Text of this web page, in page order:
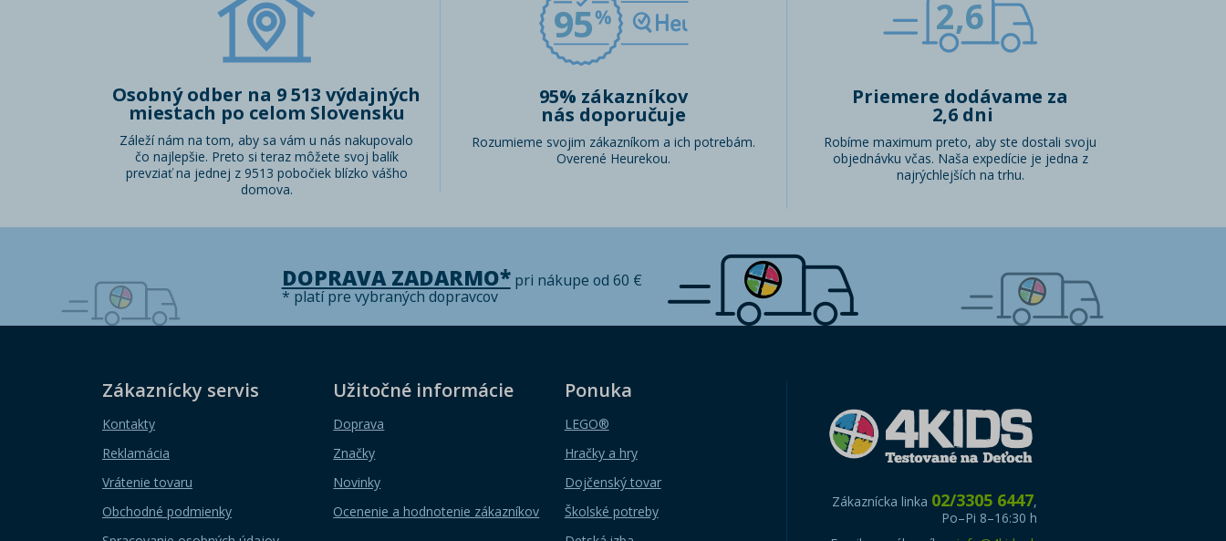
Osobný odber na 9 513 výdajných
miestach po celom Slovensku
Záleží nám na tom, aby sa vám u nás nakupovalo
čo najlepšie. Preto si teraz môžete svoj balík
prevziať na jednej z 9513 pobočiek blízko vášho
domova.
95
95% zákazníkov
nás doporučuje
Rozumieme svojim zákazníkom a ich potrebám.
Overené Heurekou.
2,6
Priemere dodávame za
2,6 dni
Robíme maximum preto, aby ste dostali svoju
objednávku včas. Naša expedície je jedna z
najrýchlejších na trhu.
DOPRAVA ZADARMO*pri nákupe od 60 €
* platí pre vybraných dopravcov
Zákaznícky servis
Kontakty
Reklamácia
Vrátenie tovaru
Obchodné podmienky
Užitočné informácie
Doprava
Značky
Novinky
Ocenenie a hodnotenie zákazníkov
Ponuka
LEGO®
Hračky a hry
Dojčenský tovar
Školské potreby
Zákaznícka linka 02/3305 6447,
Po–Pi 8–16:30 h